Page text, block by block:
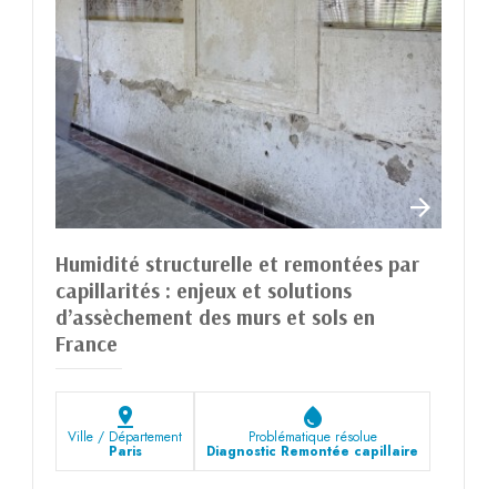
Humidité structurelle et remontées par
capillarités : enjeux et solutions
d’assèchement des murs et sols en
France
pin_drop
Ville / Département
Paris
water_drop
Problématique résolue
Diagnostic Remontée capillaire